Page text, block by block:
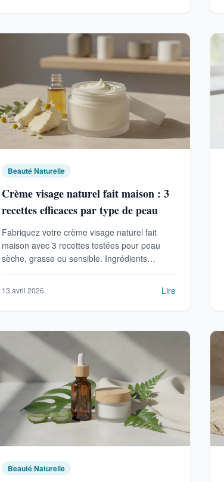
Beauté Naturelle
Crème visage naturel fait maison : 3
recettes efficaces par type de peau
Fabriquez votre crème visage naturel fait
maison avec 3 recettes testées pour peau
sèche, grasse ou sensible. Ingrédients
13 avril 2026 Lire
Beauté Naturelle